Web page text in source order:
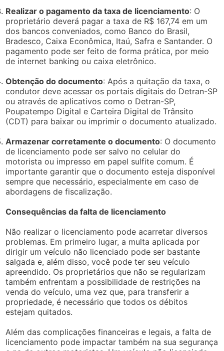
Realizar o pagamento da taxa de licenciamento: O
proprietário deverá pagar a taxa de R$ 167,74 em um
dos bancos conveniados, como Banco do Brasil,
Bradesco, Caixa Econômica, Itaú, Safra e Santander. O
pagamento pode ser feito de forma prática, por meio
de internet banking ou caixa eletrônico.
Obtenção do documento: Após a quitação da taxa, o
condutor deve acessar os portais digitais do Detran-SP
ou através de aplicativos como o Detran-SP,
Poupatempo Digital e Carteira Digital de Trânsito
(CDT) para baixar ou imprimir o documento atualizado.
Armazenar corretamente o documento: O documento
de licenciamento pode ser salvo no celular do
motorista ou impresso em papel sulfite comum. É
importante garantir que o documento esteja disponível
sempre que necessário, especialmente em caso de
abordagens de fiscalização.
Consequências da falta de licenciamento
Não realizar o licenciamento pode acarretar diversos
problemas. Em primeiro lugar, a multa aplicada por
dirigir um veículo não licenciado pode ser bastante
salgada e, além disso, você pode ter seu veículo
apreendido. Os proprietários que não se regularizam
também enfrentam a possibilidade de restrições na
venda do veículo, uma vez que, para transferir a
propriedade, é necessário que todos os débitos
estejam quitados.
Além das complicações financeiras e legais, a falta de
licenciamento pode impactar também na sua segurança